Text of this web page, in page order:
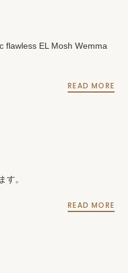
flawless EL Mosh Wemma
READ MORE
す。
READ MORE